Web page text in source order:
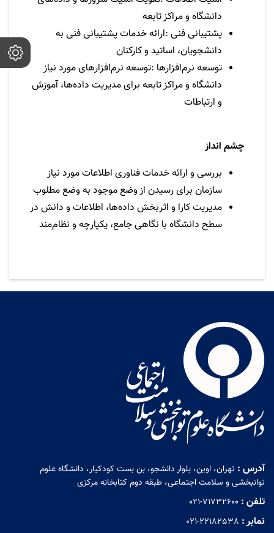
دانشگاه و مراکز تابعه
پشتیبانی فنی :ارائه خدمات پشتیبانی فنی به
دانشجویان، اساتید و کارکنان
توسعه نرم‌افزارها :توسعه نرم‌افزارهای مورد نیاز
دانشگاه و مراکز تابعه برای مدیریت داده‌ها، آموزش
و ارتباطات
چشم انداز
بررسی و ارائه خدمات فناوری اطلاعات مورد نیاز
سازمان برای رسیدن از وضع موجود به وضع مطلوب
مدیریت کارا و اثربخش داده‌ها، اطلاعات و دانش در
سطح دانشگاه با نگاهی جامع، یکپارچه و نظام‌مند
آدرس : تهران، اوین، بلوار دانشجو، بن بست کودکیار، دانشگاه علوم
توانبخشی و سلامت اجتماعی، طبقه دوم کتابخانه مرکزی
تلفن : 021-71732600
نمابر : 021-22182538